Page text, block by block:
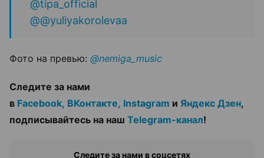
@tipa_official
@@yuliyakorolevaa
Фото на превью: @nemiga_music
Следите за нами
в Facebook, ВКонтакте, Instagram и Яндекс Дзен,
подписывайтесь на наш Telegram-канал!
Следите за нами в соцсетях